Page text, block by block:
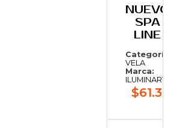
NUEVO
SPA
LINE
Categoría:
VELA
Marca:
ILUMINARTE
$61.306,25